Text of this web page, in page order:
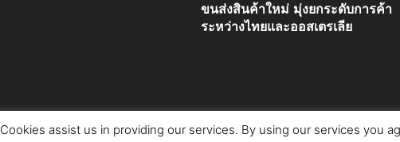
ขนส่งสินค้าใหม่ มุ่งยกระดับการค้า
ระหว่างไทยและออสเตรเลีย
Cookies assist us in providing our services. By using our services you